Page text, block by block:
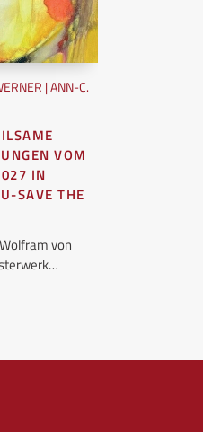
| ANN-C.
VOM
IN
SAVE THE
von